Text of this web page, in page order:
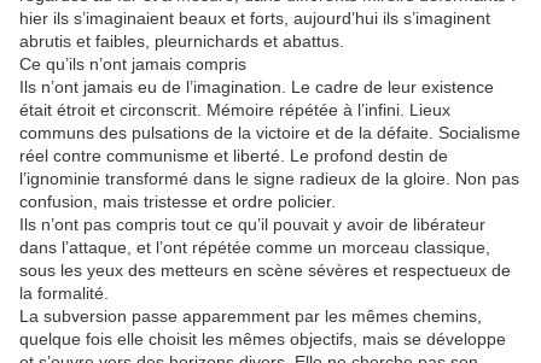
hier ils s’imaginaient beaux et forts, aujourd’hui ils s’imaginent
abrutis et faibles, pleurnichards et abattus.
Ce qu’ils n’ont jamais compris
Ils n’ont jamais eu de l’imagination. Le cadre de leur existence
était étroit et circonscrit. Mémoire répétée à l’infini. Lieux
communs des pulsations de la victoire et de la défaite. Socialisme
réel contre communisme et liberté. Le profond destin de
l’ignominie transformé dans le signe radieux de la gloire. Non pas
confusion, mais tristesse et ordre policier.
Ils n’ont pas compris tout ce qu’il pouvait y avoir de libérateur
dans l’attaque, et l’ont répétée comme un morceau classique,
sous les yeux des metteurs en scène sévères et respectueux de
la formalité.
La subversion passe apparemment par les mêmes chemins,
quelque fois elle choisit les mêmes objectifs, mais se développe